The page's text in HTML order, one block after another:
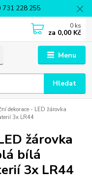
731 228 255
Menu
Hledat
0 ks
za 0,00 Kč
dekorace - LED žárovka
3x LR44
žárovka
bílá
3x LR44